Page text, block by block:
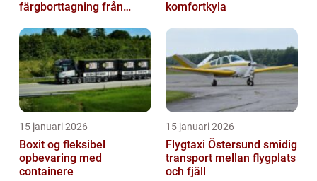
färgborttagning från
komfortkyla
15 januari 2026
Boxit og fleksibel
opbevaring med
containere
15 januari 2026
Flygtaxi Östersund smidig
transport mellan flygplats
och fjäll